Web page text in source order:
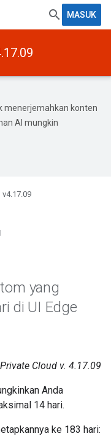
MASUK
menerjemahkan konten
AI mungkin
v4.17.09
yang
di UI Edge
Cloud v. 4.17.09
Anda
14 hari.
ke 183 hari: